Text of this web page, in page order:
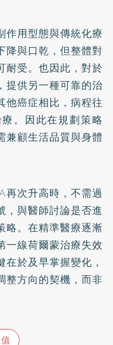
作用型態與傳統化療
降與口乾，但整體對
耐受。也因此，對於
提供另一種可靠的治
他癌症相比，病程往
。因此在規劃策略
兼顧生活品質與身體
再次升高時，不需過
，與醫師討論是否進
略。在精準醫療逐漸
一線荷爾蒙治療失效
於及早掌握變化，
整方向的契機，而非